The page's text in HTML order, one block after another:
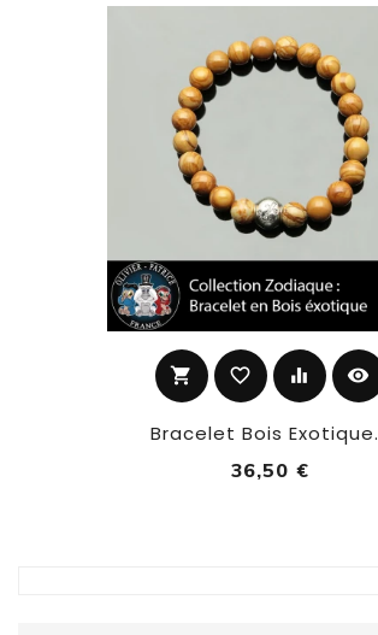
shopping_cart favorite_border equalizer visibility
Bracelet Bois
36,50 €